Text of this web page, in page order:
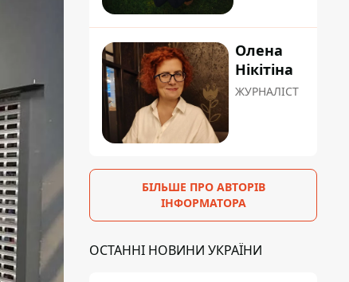
Олена
Нікітіна
ЖУРНАЛІСТ
БІЛЬШЕ ПРО АВТОРІВ
ІНФОРМАТОРА
ОСТАННІ НОВИНИ УКРАЇНИ